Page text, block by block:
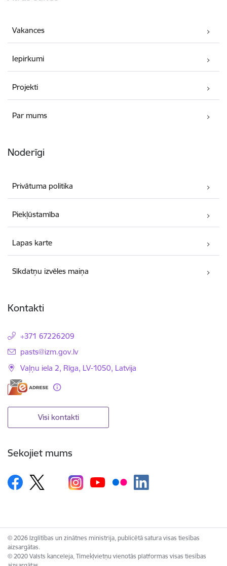
Vakances
Iepirkumi
Projekti
Par mums
Noderīgi
Privātuma politika
Piekļūstamība
Lapas karte
Sīkdatņu izvēles maiņa
Kontakti
+371 67226209
E-pasts:
pasts@izm.gov.lv
Vaļņu iela 2, Rīga, LV-1050, Latvija
Visi kontakti
Sekojiet mums
© 2026 Izglītības un zinātnes ministrija, publicētā satura visas tiesības
aizsargātas.
© 2020 Valsts kanceleja, Tīmekļvietņu vienotās platformas visas tiesības